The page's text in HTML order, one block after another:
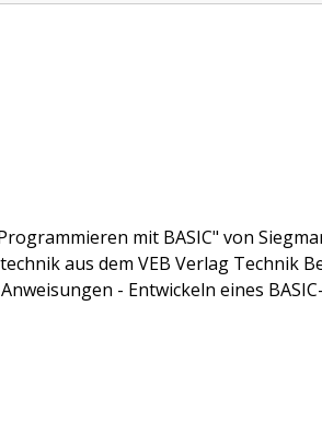
mit BASIC" von
aus dem VEB Verlag Technik
- Entwickeln eines